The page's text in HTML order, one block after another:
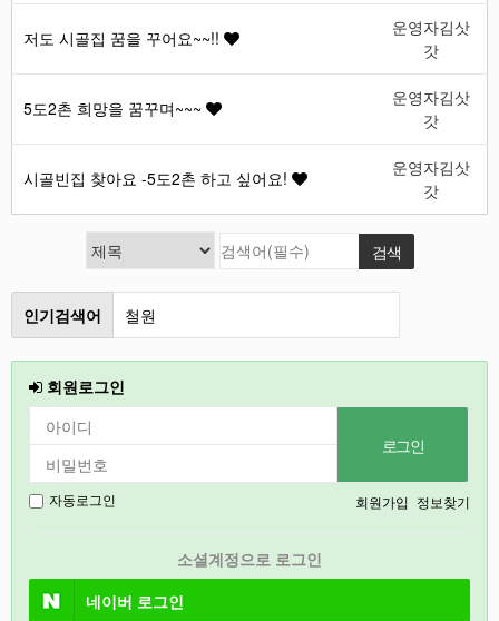
저도 시골집 꿈을 꾸어요~~!!
운영자김삿
갓
5도2촌 희망을 꿈꾸며~~~
운영자김삿
갓
시골빈집 찾아요 -5도2촌 하고 싶어요!
운영자김삿
갓
인기검색어
철원
인천
2026
강릉
충북
회원로그인
자동로그인 회원가입 정보찾기
소셜계정으로 로그인
네이버 로그인